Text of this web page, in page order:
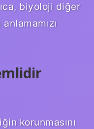
biyoloji diğer
anlamamızı
korunmasını